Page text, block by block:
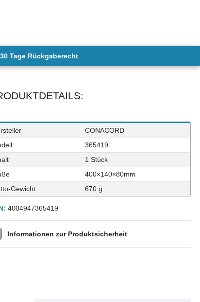
Tage Rückgaberecht
CONACORD
365419
1 Stück
400×140×80mm
Gewicht
670 g
4004947365419
Informationen zur Produktsicherheit